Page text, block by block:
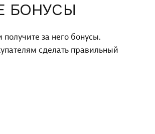
БОНУСЫ
за него бонусы.
сделать правильный